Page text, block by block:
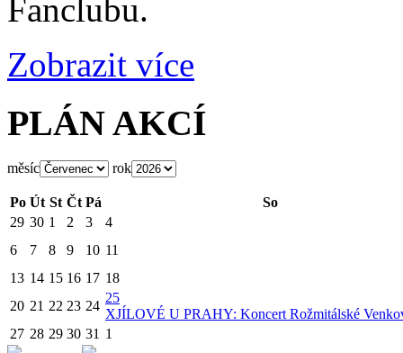
Fanclubu.
Zobrazit více
PLÁN AKCÍ
měsíc rok
Po Út St Čt Pá
So
29 30 1 2 3
4
6
7 8 9 10 11
13 14 15 16 17 18
20 21 22 23 24
25
XJÍLOVÉ U PRAHY: Koncert Rožmitálské
27 28 29 30 31 1